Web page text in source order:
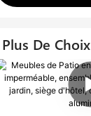
Plus De Choix